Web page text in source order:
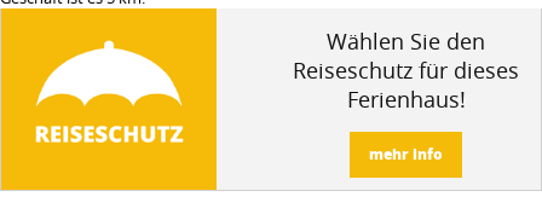
Wählen Sie den
Reiseschutz für dieses
Ferienhaus!
mehr info